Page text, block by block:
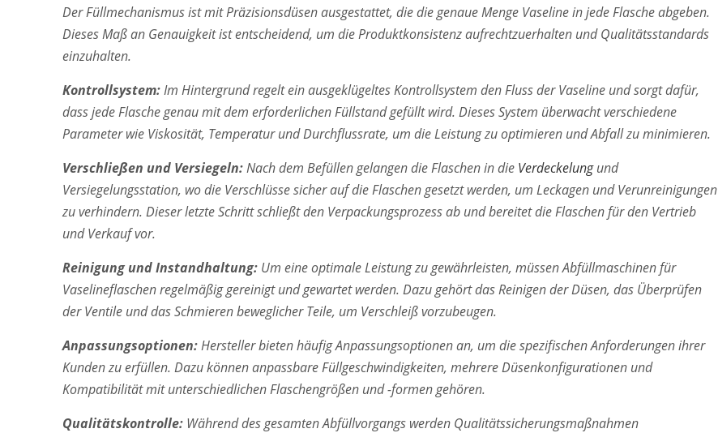
Der Füllmechanismus ist mit Präzisionsdüsen ausgestattet, die die genaue Menge Vaseline in jede Flasche abgeben.
Dieses Maß an Genauigkeit ist entscheidend, um die Produktkonsistenz aufrechtzuerhalten und Qualitätsstandards
einzuhalten.
Kontrollsystem:Im Hintergrund regelt ein ausgeklügeltes Kontrollsystem den Fluss der Vaseline und sorgt dafür,
dass jede Flasche genau mit dem erforderlichen Füllstand gefüllt wird. Dieses System überwacht verschiedene
Parameter wie Viskosität, Temperatur und Durchflussrate, um die Leistung zu optimieren und Abfall zu minimieren.
Verschließen und Versiegeln:Nach dem Befüllen gelangen die Flaschen in die Verdeckelungund
Versiegelungsstation, wo die Verschlüsse sicher auf die Flaschen gesetzt werden, um Leckagen und Verunreinigungen
zu verhindern. Dieser letzte Schritt schließt den Verpackungsprozess ab und bereitet die Flaschen für den Vertrieb
und Verkauf vor.
Reinigung und Instandhaltung: Um eine optimale Leistung zu gewährleisten, müssen Abfüllmaschinen für
Vaselineflaschen regelmäßig gereinigt und gewartet werden. Dazu gehört das Reinigen der Düsen, das Überprüfen
der Ventile und das Schmieren beweglicher Teile, um Verschleiß vorzubeugen.
Anpassungsoptionen:Hersteller bieten häufig Anpassungsoptionen an, um die spezifischen Anforderungen ihrer
Kunden zu erfüllen. Dazu können anpassbare Füllgeschwindigkeiten, mehrere Düsenkonfigurationen und
Kompatibilität mit unterschiedlichen Flaschengrößen und -formen gehören.
Qualitätskontrolle: Während des gesamten Abfüllvorgangs werden Qualitätssicherungsmaßnahmen